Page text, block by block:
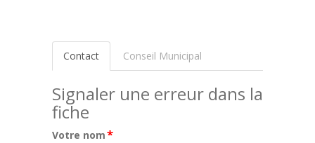
Contact Conseil Municipal
Signaler une erreur dans la
fiche
Votre nom*